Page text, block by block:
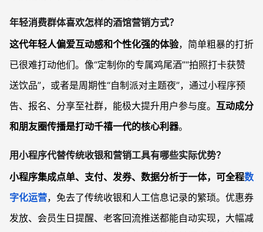
年轻消费群体喜欢怎样的酒馆营销方式？
这代年轻人偏爱互动感和个性化强的体验，简单粗暴的打折
已很难打动他们。像“定制你的专属鸡尾酒”“拍照打卡获赞
送饮品”，或者是周期性“自制派对主题夜”，通过小程序预
告、报名、分享至社群，能极大提升用户参与度。 互动成分
和朋友圈传播是打动千禧一代的核心利器。
用小程序代替传统收银和营销工具有哪些实际优势？
小程序集成点单、支付、发券、数据分析于一体，可全程数
字化运营，免去了传统收银和人工信息记录的繁琐。优惠券
发放、会员生日提醒、老客回流推送都能自动实现，大幅减